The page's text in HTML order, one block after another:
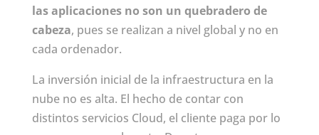
las aplicaciones no son un quebradero de
cabeza, pues se realizan a nivel global y no en
cada ordenador.
La inversión inicial de la infraestructura en la
nube no es alta. El hecho de contar con
distintos servicios Cloud, el cliente paga por lo